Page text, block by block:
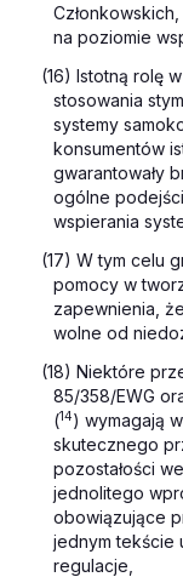
na poziomie
(16) Istotną rolę
stosowania
systemy
konsumentów
gwarantowały
ogólne
wspierania
(17) W tym celu
pomocy w
zapewnienia,
wolne od
(18) Niektóre
85/358/EWG
(14) wymagają
skutecznego
pozostałości
jednolitego
obowiązujące
jednym tekście
regulacje,